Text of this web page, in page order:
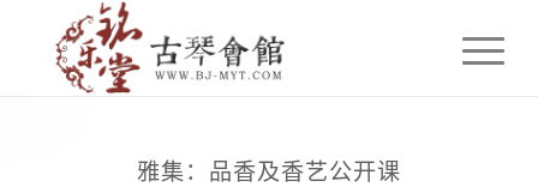
雅集：品香及香艺公开课